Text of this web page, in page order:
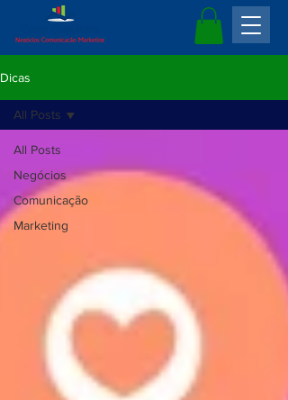
Dicas
All Posts
Negócios
Comunicação
Marketing
All Posts